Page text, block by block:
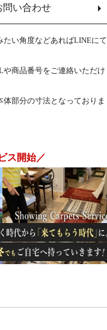
問い合わせ
い角度などあればLINEにて
商品番号をご連絡いただけ
部分の寸法となっておりま
ス開始／